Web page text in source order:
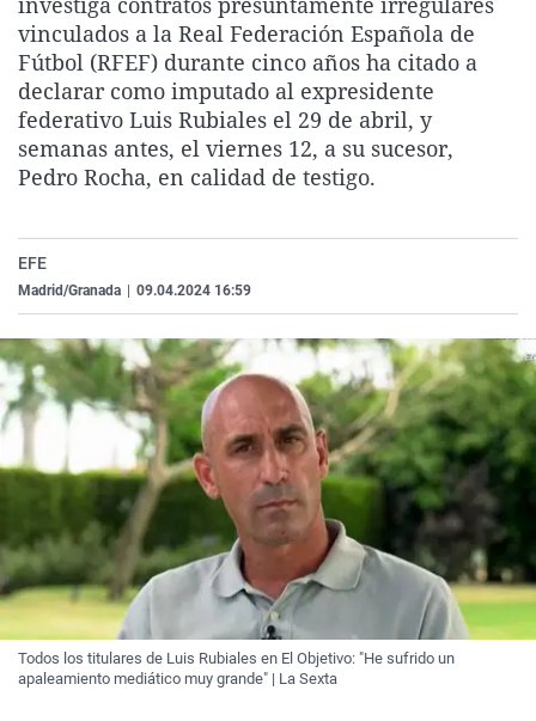
La rosa de los vientos
Gente viajera
Como el perro y el
Caso
Retornados
Equipo de
Operación Viuda
Extremadura
Galicia
La Rioja
Navarra
País Vasco
Virales
Televisión
Elecciones
vinculados a la Real Federación Española de
Fútbol (RFEF) durante cinco años ha citado a
declarar como imputado al expresidente
federativo Luis Rubiales el 29 de abril, y
semanas antes, el viernes 12, a su sucesor,
Pedro Rocha, en calidad de testigo.
EFE
Madrid/Granada 09.04.2024 16:59
Todos los titulares de Luis Rubiales en El Objetivo: "He sufrido un
apaleamiento mediático muy grande" | La Sexta